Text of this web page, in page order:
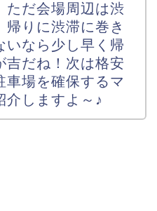
だ会場周辺は渋
帰りに渋滞に巻き
いなら少し早く帰
吉だね！次は格安
車場を確保するマ
介しますよ～♪